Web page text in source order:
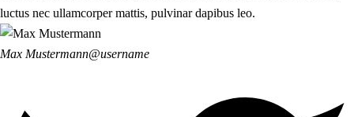
luctus nec ullamcorper mattis, pulvinar dapibus leo.
Max Mustermann@username